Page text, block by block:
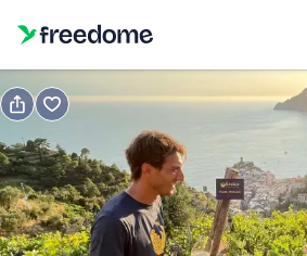
Navigate
forward
to
10:30